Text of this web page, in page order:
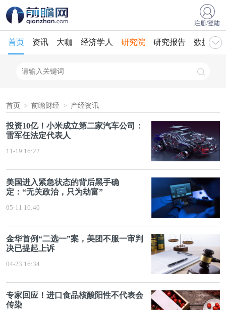
注册/登陆
首页 资讯 大咖 经济学人 研究院 研究报告 数据库
首页 > 前瞻财经 > 产经资讯
投资10亿！小米成立第二家汽车公司：
雷军任法定代表人
11-19 16:22
美国进入紧急状态的背后黑手确
定：“无关政治，只为劫富”
05-11 16:40
金华首例“二选一”案，美团不服一审判
决已提起上诉
04-23 16:34
专家回应！进口食品核酸阳性不代表会
传染